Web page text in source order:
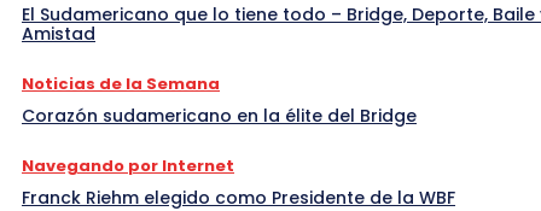
El Sudamericano que lo tiene todo – Bridge, Deporte, Baile
Amistad
Noticias de la Semana
Corazón sudamericano en la élite del Bridge
Navegando por Internet
Franck Riehm elegido como Presidente de la WBF